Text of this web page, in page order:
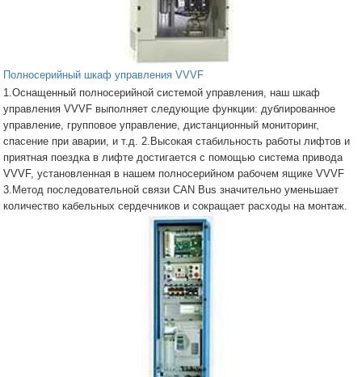
Полносерийный шкаф управления VVVF
1.Оснащенный полносерийной системой управления, наш шкаф
управления VVVF выполняет следующие функции: дублированное
управление, групповое управление, дистанционный мониторинг,
спасение при аварии, и т.д. 2.Высокая стабильность работы лифтов и
приятная поездка в лифте достигается с помощью система привода
VVVF, установленная в нашем полносерийном рабочем ящике VVVF
3.Метод последовательной связи CAN Bus значительно уменьшает
количество кабельных сердечников и сокращает расходы на монтаж.